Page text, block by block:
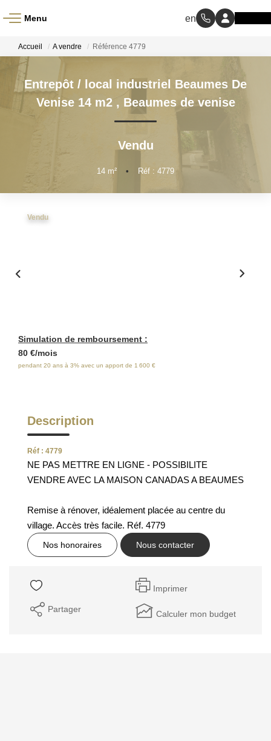
Menu
À LOUER
NOS MÉTIERS
Transaction
Gestion Locative
NOS ACTUALITÉS
POLITIQUE DE CONFIDENTIALITÉ
GESTION DES COOKIES
MENTIONS LÉGALES
Accueil A vendre Référence 4779
Entrepôt / local industriel Beaumes De
Venise 14 m2 , Beaumes de venise
Vendu
14 m² • Réf : 4779
Vendu
Simulation de remboursement :
80 €/mois
pendant 20 ans à 3% avec un apport de 1 600 €
Description
Réf : 4779
NE PAS METTRE EN LIGNE - POSSIBILITE
VENDRE AVEC LA MAISON CANADAS A BEAUMES
Remise à rénover, idéalement placée au centre du
village. Accès très facile. Réf. 4779
Nos honoraires Nous contacter
Imprimer
Partager Calculer mon budget